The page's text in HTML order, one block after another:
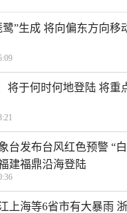
”生成 将向偏东方向移
将于何时何地登陆 将重
台发布台风红色预警 “
建福鼎沿海登陆
上海等6省市有大暴雨